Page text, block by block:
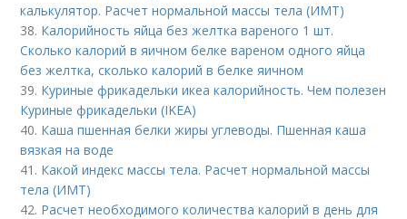
калькулятор. Расчет нормальной массы тела (ИМТ)
38. Калорийность яйца без желтка вареного 1 шт.
Сколько калорий в яичном белке вареном одного яйца
без желтка, сколько калорий в белке яичном
39. Куриные фрикадельки икеа калорийность. Чем полезен
Куриные фрикадельки (IKEA)
40. Каша пшенная белки жиры углеводы. Пшенная каша
вязкая на воде
41. Какой индекс массы тела. Расчет нормальной массы
тела (ИМТ)
42. Расчет необходимого количества калорий в день для